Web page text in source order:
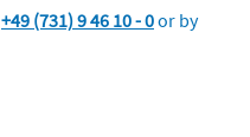
+49 (731) 9 46 10 - 0or by